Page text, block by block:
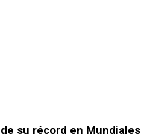
su récord en Mundiales